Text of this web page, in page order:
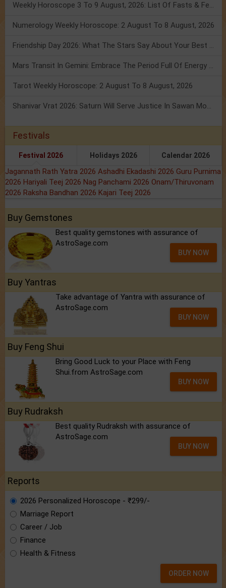
Weekly Horoscope 3 To 9 August, 2026: List Of Fasts & Festivals
Numerology Weekly Horoscope: 2 August To 8 August, 2026
Friendship Day 2026: What The Stars Say About Your Best Friend!
Mars Transit In Gemini: Embrace The Period Full Of Energy & Intelligence
Tarot Weekly Horoscope: 2 August To 8 August, 2026
Shanivar Vrat 2026: Saturn Will Serve Justice In Sawan Month!
Festivals
Festival 2026 Holidays 2026 Calendar 2026
Jagannath Rath Yatra 2026 Ashadhi Ekadashi 2026 Guru Purnima
2026 Hariyali Teej 2026 Nag Panchami 2026 Onam/Thiruvonam
2026 Raksha Bandhan 2026 Kajari Teej 2026
Buy Gemstones
Best quality gemstones with assurance of
AstroSage.com
BUY NOW
Buy Yantras
Take advantage of Yantra with assurance of
AstroSage.com
BUY NOW
Buy Feng Shui
Bring Good Luck to your Place with Feng
Shui.from AstroSage.com
BUY NOW
Buy Rudraksh
Best quality Rudraksh with assurance of
AstroSage.com
BUY NOW
Reports
2026 Personalized Horoscope - ₹299/-
Marriage Report
Career / Job
Finance
Health & Fitness
ORDER NOW